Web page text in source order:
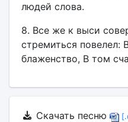
людей слова.
8. Все же к выси
стремиться
блаженство, В том
Скачать песню